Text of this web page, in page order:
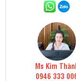
Ms Kim
0946 333